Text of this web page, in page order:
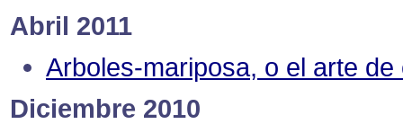
Abril 2011
Arboles-mariposa, o el arte de
Diciembre 2010